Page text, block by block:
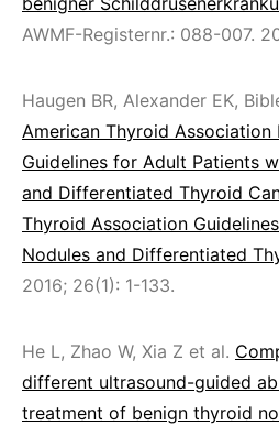
AWMF-Registernr.: 088-007.
Haugen BR, Alexander EK,
American Thyroid Association
Guidelines for Adult Patients
and Differentiated Thyroid
Thyroid Association
Nodules and Differentiated
2016; 26(1): 1-133.
He L, Zhao W, Xia Z et al.
different ultrasound-guided
treatment of benign thyroid